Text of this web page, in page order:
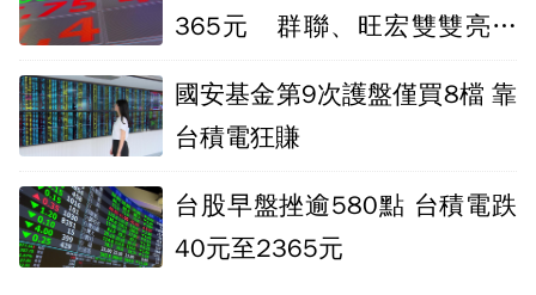
365元 群聯、旺宏雙雙亮燈
國安基金第9次護盤僅買8檔 靠
台積電狂賺
台股早盤挫逾580點 台積電跌
40元至2365元